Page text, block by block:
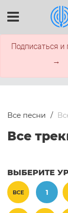
Подписаться и
→
Все песни
Все
ВЫБЕРИТЕ
ВСЕ 1